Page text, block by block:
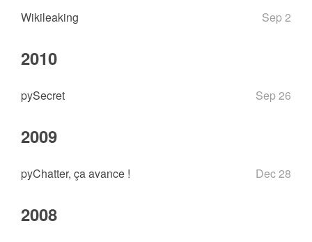
Wikileaking Sep 2
2010
pySecret Sep 26
2009
pyChatter, ça avance ! Dec 28
2008